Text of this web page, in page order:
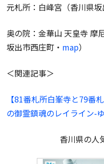
元札所：白峰宮（香川県
奥の院：金華山 天皇寺 摩
坂出市西庄町・ map）
＜関連記事＞
【81番札所白峯寺と79番
の御霊鎮魂のレイライン-
香川県の人